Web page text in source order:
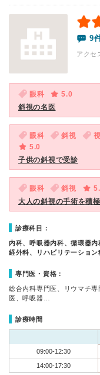
9
アク
眼科
5.0
斜視の名医
眼科 斜視
5.0
子供の斜視で受診
眼科 斜視
大人の斜視の手術を積
診療科目：
内科、呼吸器内科、循環器
経外科、リハビリテーショ
専門医・資格：
総合内科専門医、リウマチ
医、呼吸器…
診療時間
09:00-12:30
14:00-17:30